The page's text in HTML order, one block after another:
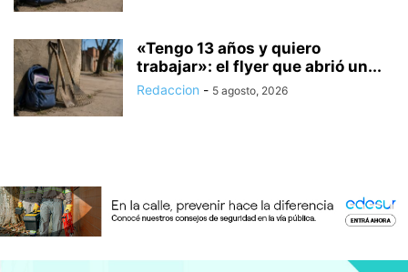
«Tengo 13 años y quiero
trabajar»: el flyer que abrió un...
Redaccion - 5 agosto, 2026